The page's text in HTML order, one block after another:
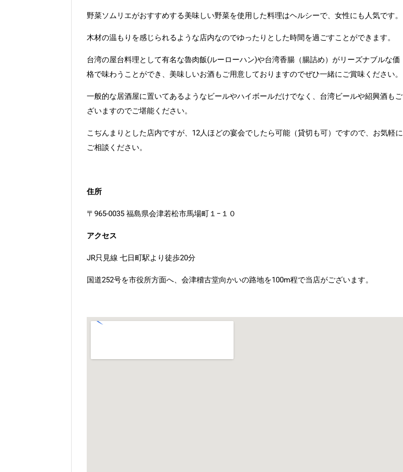
野菜ソムリエがおすすめする美味しい野菜を使用した料理はヘルシーで、女性にも人気です。
木材の温もりを感じられるような店内なのでゆったりとした時間を過ごすことができます。
台湾の屋台料理として有名な魯肉飯(ルーローハン)や台湾香腸（腸詰め）がリーズナブルな価
格で味わうことができ、美味しいお酒もご用意しておりますのでぜひ一緒にご賞味ください。
一般的な居酒屋に置いてあるようなビールやハイボールだけでなく、台湾ビールや紹興酒もご
ざいますのでご堪能ください。
こぢんまりとした店内ですが、12人ほどの宴会でしたら可能（貸切も可）ですので、お気軽に
ご相談ください。
住所
〒965-0035 福島県会津若松市馬場町１−１０
アクセス
JR只見線 七日町駅より徒歩20分
国道252号を市役所方面へ、会津稽古堂向かいの路地を100m程で当店がございます。